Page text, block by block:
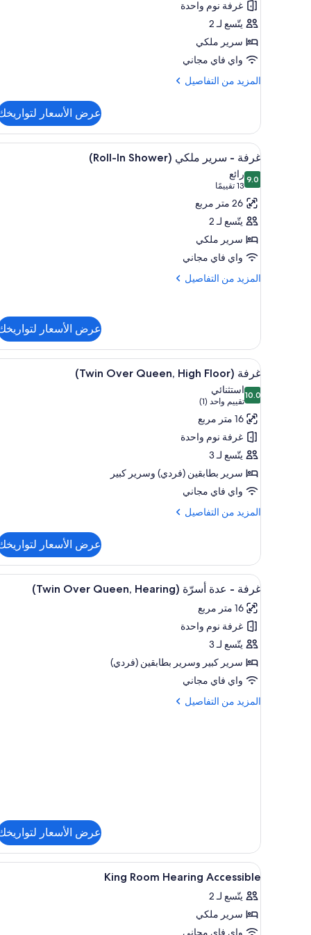
سرير
ملكي
غرفة نوم واحدة
يتّسع لـ 2
سرير ملكي
واي فاي مجاني
المزيد من التفاصيل
المزيد
غرفة
سرير
ملكي
عرض الأسعار
استعراض
جميع
صور
غرفة
-
سرير
ملكي
(Roll-
In
11
غرفة - سرير ملكي (Roll-In Shower)
9.09.0 من 10
رائع
13 تقييمًا(13
تقييمًا)
26 متر مربع
يتّسع لـ 2
سرير ملكي
واي فاي مجاني
المزيد من التفاصيل
المزيد
-
سرير
ملكي
(Roll-
In
Shower)
عرض الأسعار
استعراض
جميع
صور
غرفة
(Twin
Over
Queen,
High
Floor)
خزنة داخل الغرفة ومساحة عمل
13
غرفة (Twin Over Queen, High Floor)
10.010.0 من 10
استثنائي
تقييم واحد (1)
(تقييم
واحد
(1))
16 متر مربع
غرفة نوم واحدة
يتّسع لـ 3
سرير بطابقين (فردي)‫‬ وسرير كبير
واي فاي مجاني
المزيد من التفاصيل
المزيد
غرفة
(Twin
Over
Queen,
High
Floor)
عرض الأسعار
استعراض
جميع
صور
غرفة
-
عدة
أسرّة
(Twin
Over
خزنة داخل الغرفة ومساحة عمل
13
غرفة - عدة أسرّة (Twin Over Queen, Hearing)
16 متر مربع
غرفة نوم واحدة
يتّسع لـ 3
سرير كبير‫‬ وسرير بطابقين (فردي)
واي فاي مجاني
المزيد من التفاصيل
المزيد
عرض الأسعار
استعراض
جميع
صور
King
خزنة داخل الغرفة ومساحة عمل
7
King Room Hearing Accessible
يتّسع لـ 2
سرير ملكي
واي فاي مجاني